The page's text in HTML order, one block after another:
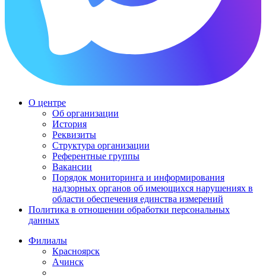
О центре
Об организации
История
Реквизиты
Структура организации
Референтные группы
Вакансии
Порядок мониторинга и информирования
надзорных органов об имеющихся нарушениях в
области обеспечения единства измерений
Политика в отношении обработки персональных
данных
Филиалы
Красноярск
Ачинск